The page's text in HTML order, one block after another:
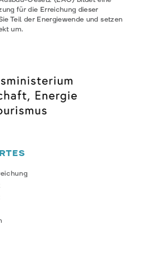
für die Erreichung dieser
Teil der Energiewende und setzen
um.